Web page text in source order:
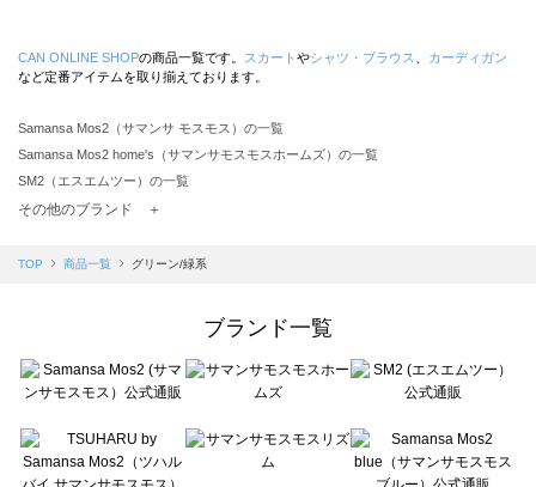
CAN ONLINE SHOPの商品一覧です。 スカート やシャツ・ブラウス
カーディガン
など定番アイテムを取り揃えております。
Samansa Mos2（サマンサ モスモス）の一覧
Samansa Mos2 home's（サマンサモスモスホームズ）の一覧
SM2（エスエムツー）の一覧
TSUHARU by Samansa Mos2（ツハルバイサマンサモスモス）の一覧
Samansa Mos2 blue（サマンサモスモス ブルー）の一覧
Te chichi（テチチ）の一覧
Te chichi CLASSIC（テチチ クラシック）の一覧
Lugnoncure（ルノンキュール）の一覧
BETTY'S BLUE（べティーズブルー）の一覧
その他のブランド ＋
TOP 商品一覧 グリーン/緑系
ブランド一覧